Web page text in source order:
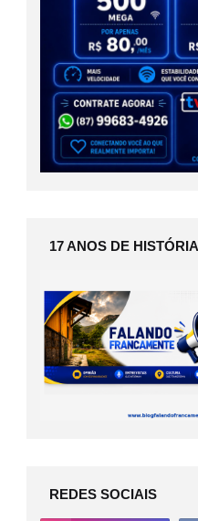
17 ANOS DE HISTÓRIA
REDES SOCIAIS